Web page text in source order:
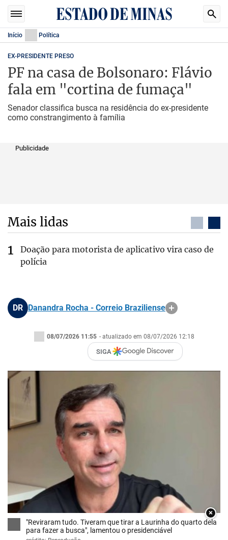
Início Política
EX-PRESIDENTE PRESO
PF na casa de Bolsonaro: Flávio
fala em "cortina de fumaça"
Senador classifica busca na residência do ex-presidente
como constrangimento à família
Publicidade
Mais lidas
Doação para motorista de aplicativo vira caso de
polícia
DR Danandra Rocha - Correio Braziliense
08/07/2026 11:55 - atualizado em 08/07/2026 12:18
SIGA
×
"Reviraram tudo. Tiveram que tirar a Laurinha do quarto dela
para fazer a busca", lamentou o presidenciável